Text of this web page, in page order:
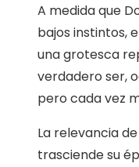
A medida que
bajos instintos,
una grotesca
verdadero ser,
pero cada vez
La relevancia de
trasciende su